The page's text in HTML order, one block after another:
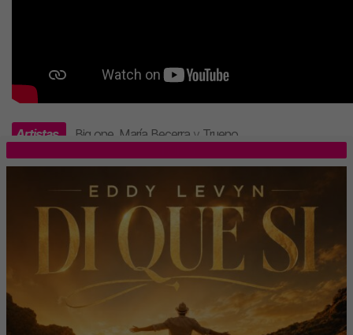
Artistas Big one María Becerra y Trueno